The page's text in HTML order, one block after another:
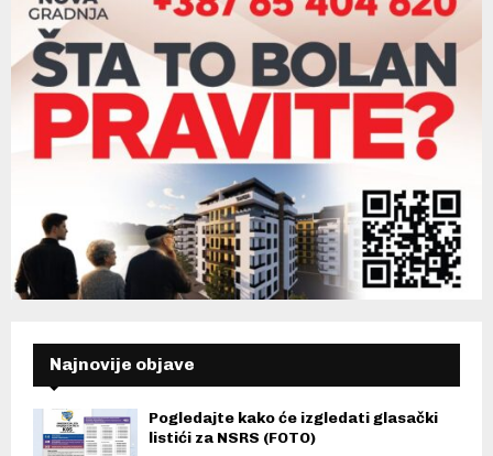
Najnovije objave
Pogledajte kako će izgledati glasački
listići za NSRS (FOTO)